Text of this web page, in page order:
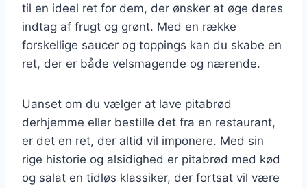
til en ideel ret for dem, der ønsker at øge deres
indtag af frugt og grønt. Med en række
forskellige saucer og toppings kan du skabe en
ret, der er både velsmagende og nærende.
Uanset om du vælger at lave pitabrød
derhjemme eller bestille det fra en restaurant,
er det en ret, der altid vil imponere. Med sin
rige historie og alsidighed er pitabrød med kød
og salat en tidløs klassiker, der fortsat vil være